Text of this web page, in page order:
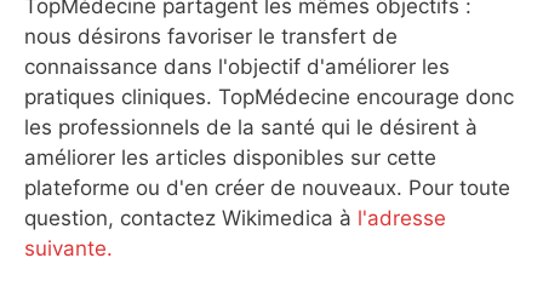
TopMédecine partagent les mêmes objectifs :
nous désirons favoriser le transfert de
connaissance dans l'objectif d'améliorer les
pratiques cliniques. TopMédecine encourage donc
les professionnels de la santé qui le désirent à
améliorer les articles disponibles sur cette
plateforme ou d'en créer de nouveaux. Pour toute
question, contactez Wikimedica à l'adresse
suivante.